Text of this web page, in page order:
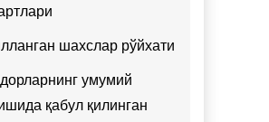
шахслар рўйхати
умумий
қабул қилинган